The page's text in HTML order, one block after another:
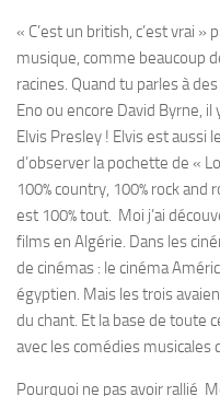
« C’est un british, c’est vrai
musique, comme beaucoup
racines. Quand tu parles à
Eno ou encore David Byrne,
Elvis Presley ! Elvis est aussi
d’observer la pochette de «
100% country, 100% rock and
est 100% tout. Moi j’ai
films en Algérie. Dans les
de cinémas : le cinéma
égyptien. Mais les trois
du chant. Et la base de toute
avec les comédies musicales
Pourquoi ne pas avoir rallié